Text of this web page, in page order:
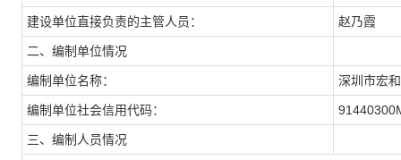
建设单位直接负责的主管人员： 赵乃霞
二、编制单位情况
编制单位名称： 深圳市宏
编制单位社会信用代码：
三、编制人员情况